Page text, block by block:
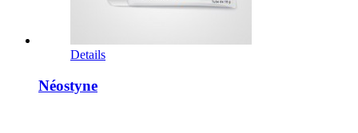
Details
Néostyne